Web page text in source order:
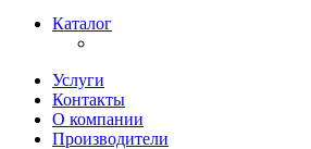
Каталог
Услуги
Контакты
О компании
Производители